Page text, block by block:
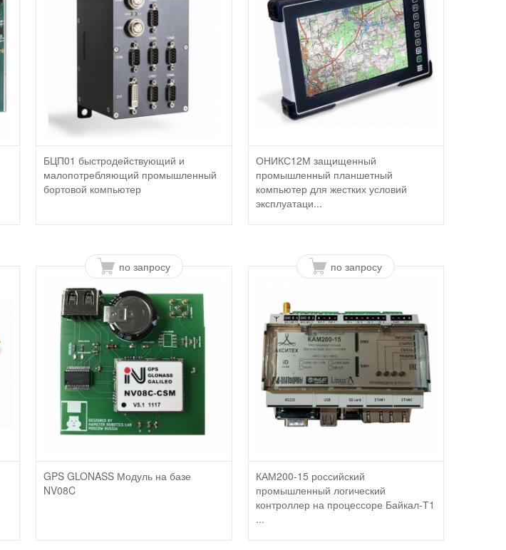
БЦП01 быстродействующий и
малопотребляющий промышленный
бортовой компьютер
ОНИКС12М защищенный
промышленный планшетный
компьютер для жестких условий
эксплуатаци...
по запросу
GPS GLONASS Модуль на базе
NV08C
по запросу
КАМ200-15 российский
промышленный логический
контроллер на процессоре Байкал-Т1
...